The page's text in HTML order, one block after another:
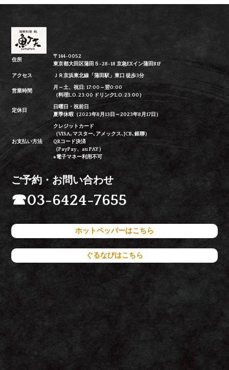
住所
〒144-0052
東京都大田区蒲田５-28-18 京急EXイン蒲田B1F
アクセス ＪＲ京浜東北線「蒲田駅」東口 徒歩3分
営業時間
月～土、祝日: 17:00～翌0:00
（料理L.O. 23:00 ドリンクL.O. 23:00）
定休日
日曜日・祝前日
夏季休暇（2023年8月13日～2023年8月17日）
お支払い方法
クレジットカード
（VISA､マスター､アメックス､JCB､銀聯）
QRコード決済
（PayPay、au PAY）
※電子マネー利用不可
ご予約・お問い合わせ
☎03-6424-7655
ホットペッパーはこちら
ぐるなびはこちら